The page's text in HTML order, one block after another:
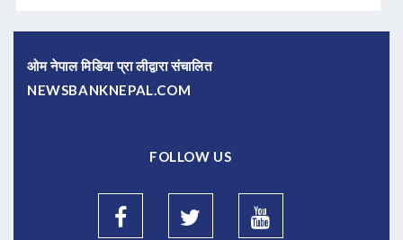
ओम नेपाल मिडिया प्रा लीद्वारा संचालित
NEWSBANKNEPAL.COM
FOLLOW US